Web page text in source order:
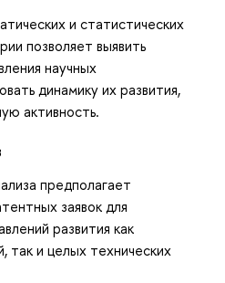
и статистических
позволяет выявить
научных
динамику их развития,
активность.
предполагает
заявок для
развития как
так и целых технических